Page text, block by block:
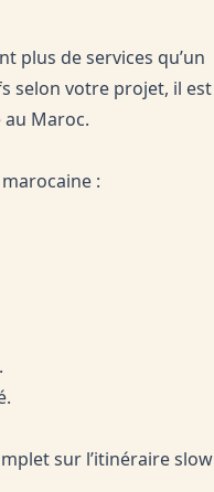
plus de services qu’un
selon votre projet, il est
Maroc.
:
sur l’itinéraire slow